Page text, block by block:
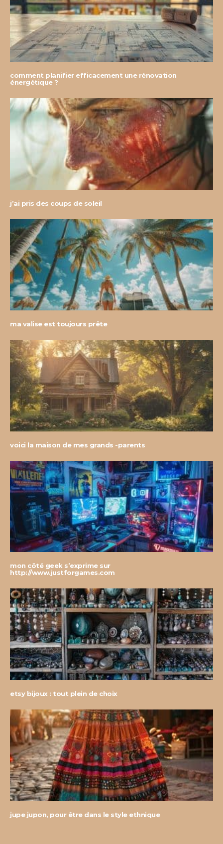
comment planifier efficacement une rénovation
énergétique ?
j’ai pris des coups de soleil
ma valise est toujours prête
voici la maison de mes grands -parents
mon côté geek s’exprime sur
http://www.justforgames.com
etsy bijoux : tout plein de choix
jupe jupon, pour être dans le style ethnique